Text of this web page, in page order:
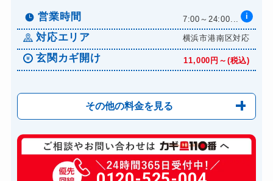
ドアノブカギ作成 8,800円～(税込)
ドアノブカギ交換 11,000円～(税込)
営業時間 7:00～24:00... i
対応エリア 横浜市港南区対応
玄関カギ開け 11,000円～(税込)
その他の料金を見る
玄関カギ修理 6,600円～(税込)
玄関カギ作成 14,300円～(税込)